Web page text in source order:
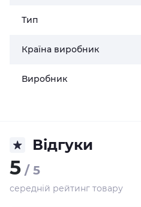
Тип
Країна виробник
Виробник
Відгуки
5 / 5
середній рейтинг товару